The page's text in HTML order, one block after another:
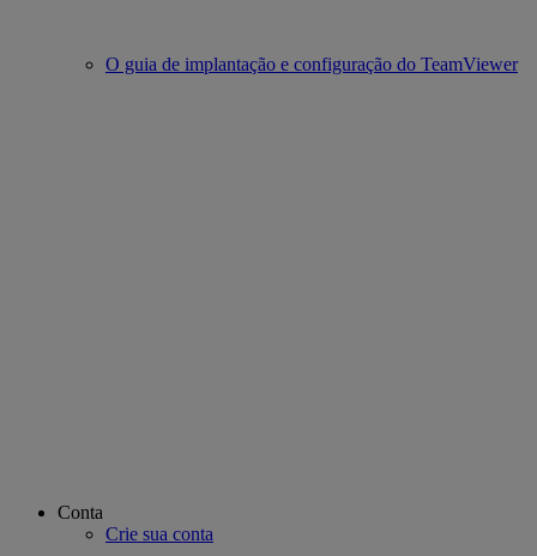
O guia de implantação e configuração do TeamViewer
Conta
Crie sua conta